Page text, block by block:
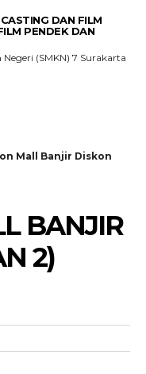
DAN FILM
PENDEK DAN
(SMKN) 7 Surakarta